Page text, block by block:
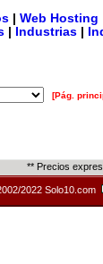
| Web Hosting
Industrias
[Pág.
** Precios
2022 Solo10.com